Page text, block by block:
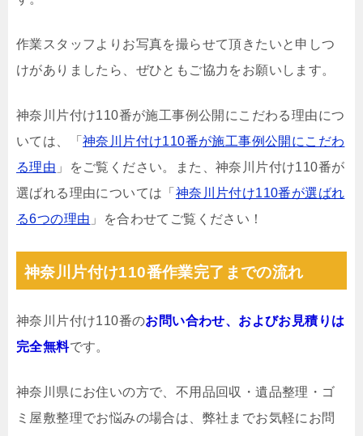
作業スタッフよりお写真を撮らせて頂きたいと申しつ
けがありましたら、ぜひともご協力をお願いします。
神奈川片付け110番が施工事例公開にこだわる理由につ
いては、「 神奈川片付け110番が施工事例公開にこだわ
る理由 」をご覧ください。また、神奈川片付け110番が
選ばれる理由については「 神奈川片付け110番が選ばれ
る6つの理由 」を合わせてご覧ください！
神奈川片付け110番作業完了までの流れ
神奈川片付け110番のお問い合わせ、およびお見積りは
完全無料です。
神奈川県にお住いの方で、不用品回収・遺品整理・ゴ
ミ屋敷整理でお悩みの場合は、弊社までお気軽にお問